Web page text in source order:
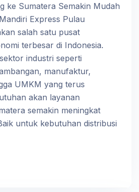
ke Sumatera Semakin Mudah
Express Pulau
salah satu pusat
terbesar di Indonesia.
industri seperti
manufaktur,
UMKM yang terus
akan layanan
semakin meningkat
untuk kebutuhan distribusi